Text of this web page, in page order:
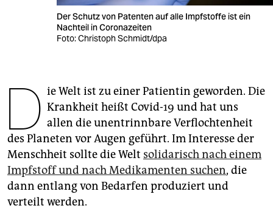
veranstaltungen
genossenschaft
epaper login
Der Schutz von Patenten auf alle Impfstoffe ist ein
Nachteil in Coronazeiten
Foto: Christoph Schmidt/dpa
D ie Welt ist zu einer Patientin geworden. Die
Krankheit heißt Covid-19 und hat uns
allen die unentrinnbare Verflochtenheit
des Planeten vor Augen geführt. Im Interesse der
Menschheit sollte die Welt solidarisch nach einem
Impfstoff und nach Medikamenten suchen, die
dann entlang von Bedarfen produziert und
verteilt werden.